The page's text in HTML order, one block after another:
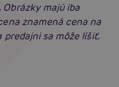
majú iba
znamená cena na
sa môže líšiť.
Sexiómov